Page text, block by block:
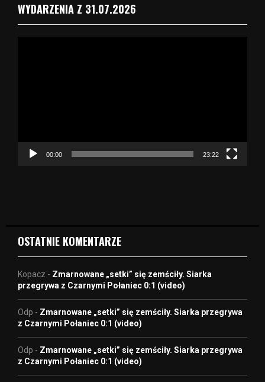
WYDARZENIA Z 31.07.2026
c
00:00 23:22
OSTATNIE KOMENTARZE
Kopacz - Zmarnowane „setki” się zemściły. Siarka
przegrywa z Czarnymi Połaniec 0:1 (video)
Odp - Zmarnowane „setki” się zemściły. Siarka przegrywa
z Czarnymi Połaniec 0:1 (video)
Odp - Zmarnowane „setki” się zemściły. Siarka przegrywa
z Czarnymi Połaniec 0:1 (video)